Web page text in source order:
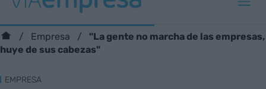
Empresa
"La gente no marcha de las empresas,
huye de sus cabezas"
EMPRESA